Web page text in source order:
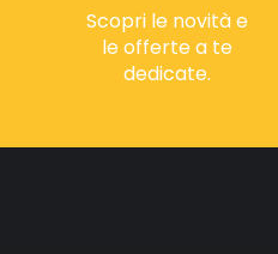
Scopri le novità e
le offerte a te
dedicate.